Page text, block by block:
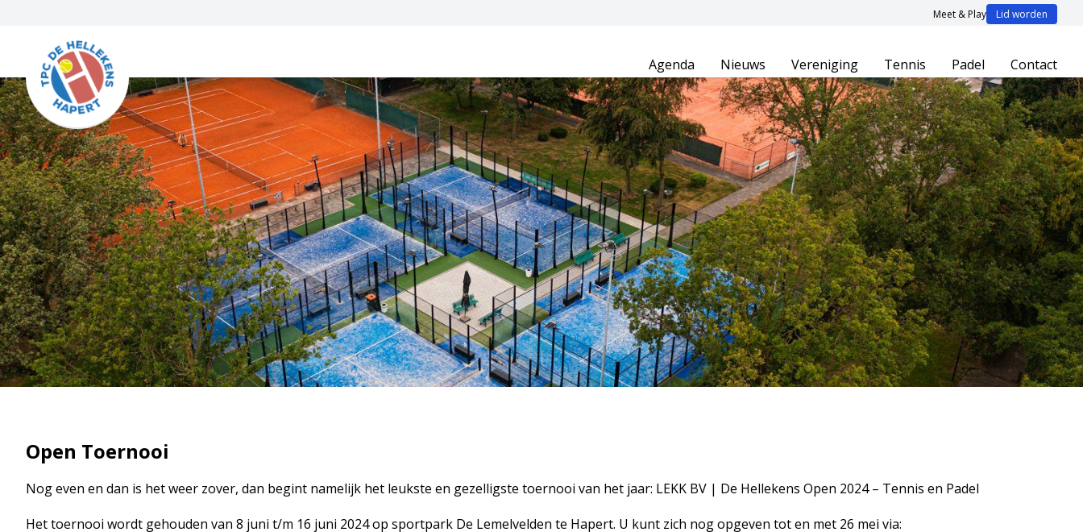
Meet & Play Lid worden
Agenda Nieuws Vereniging Tennis Padel Contact
Open Toernooi
Nog even en dan is het weer zover, dan begint namelijk het leukste en gezelligste toernooi van het jaar: LEKK BV | De Hellekens Open 2024 – Tennis en Padel
Het toernooi wordt gehouden van 8 juni t/m 16 juni 2024 op sportpark De Lemelvelden te Hapert. U kunt zich nog opgeven tot en met 26 mei via: